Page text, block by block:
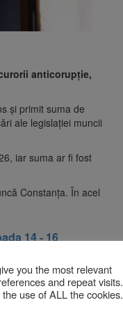
anticorupție,
și primit suma de
ale legislației muncii
iar suma ar fi fost
Constanța. În acel
14 - 16
aceasta urmând să
30 de zile.
definitive.
you the most relevant
and repeat visits.
use of ALL the cookies.